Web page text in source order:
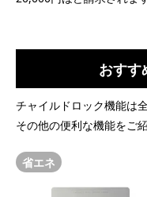
おすす
チャイルドロック機能は
その他の便利な機能をご
省エネ